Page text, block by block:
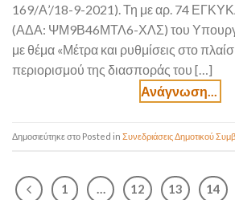
169/Α’/18-9-2021). Τη με αρ. 74
(ΑΔΑ: ΨΜ9Β46ΜΤΛ6-ΧΛΣ) του
με θέμα «Μέτρα και ρυθμίσεις στο
περιορισμού της διασποράς του […]
Posted in Συνεδριάσεις Δημοτικού
1 … 12 13 14